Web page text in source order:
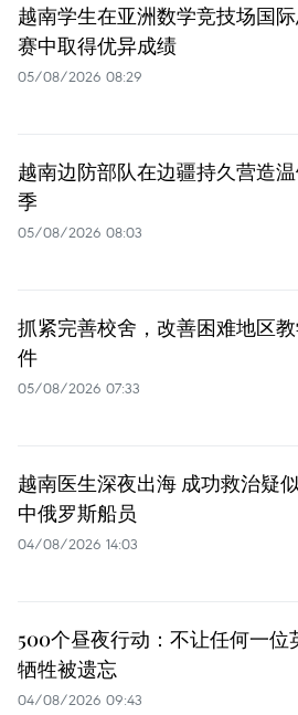
越南学生在亚洲数学竞技场国
赛中取得优异成绩
05/08/2026 08:29
越南边防部队在边疆持久营造
季
05/08/2026 08:03
抓紧完善校舍，改善困难地区
件
05/08/2026 07:33
越南医生深夜出海 成功救治疑
中俄罗斯船员
04/08/2026 14:03
500个昼夜行动：不让任何一位
牺牲被遗忘
04/08/2026 09:43